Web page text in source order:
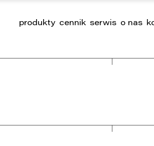
produkty cennik serwis o nas